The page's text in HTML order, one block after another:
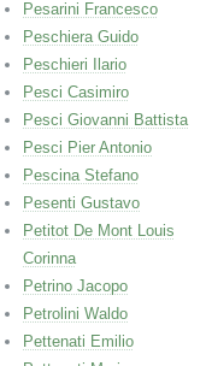
Pesarini Francesco
Peschiera Guido
Peschieri Ilario
Pesci Casimiro
Pesci Giovanni Battista
Pesci Pier Antonio
Pescina Stefano
Pesenti Gustavo
Petitot De Mont Louis
Corinna
Petrino Jacopo
Petrolini Waldo
Pettenati Emilio